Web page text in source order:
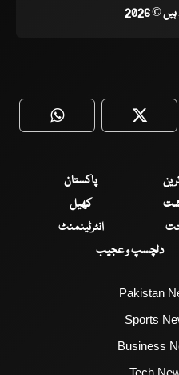
© 2026
WhatsApp
پاکستان
کھیل
انٹرٹینمنٹ
دلچسپ و عجیب
Pakistan
Sports
Business
Tech